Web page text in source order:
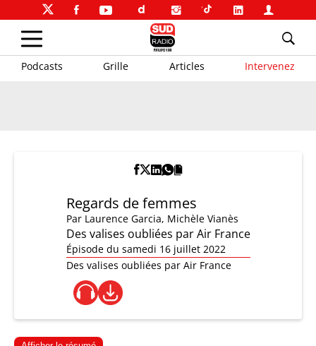
Podcasts Grille Articles Intervenez
Regards de femmes
Par Laurence Garcia, Michèle Vianès
Des valises oubliées par Air France
Épisode du samedi 16 juillet 2022
Des valises oubliées par Air France